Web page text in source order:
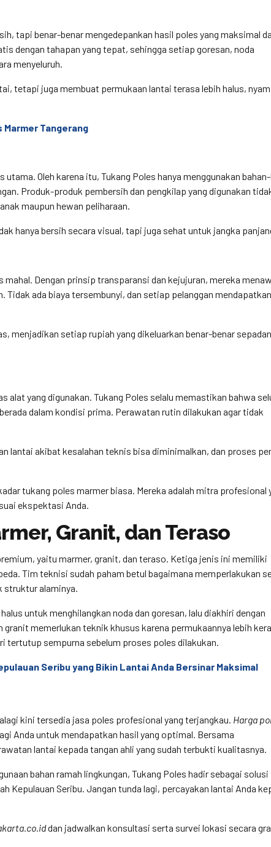
tapi benar-benar mengedepankan hasil poles yang maksimal
dengan tahapan yang tepat, sehingga setiap goresan, noda
menyeluruh.
tetapi juga membuat permukaan lantai terasa lebih halus,
Marmer Tangerang
Oleh karena itu, Tukang Poles hanya menggunakan
Produk-produk pembersih dan pengkilap yang digunakan
maupun hewan peliharaan.
hanya bersih secara visual, tapi juga sehat untuk jangka
Dengan prinsip transparansi dan kejujuran, mereka
ada biaya tersembunyi, dan setiap pelanggan mendapatkan
menjadikan setiap rupiah yang dikeluarkan benar-benar
alat yang digunakan. Tukang Poles selalu memastikan bahwa
dalam kondisi prima. Perawatan rutin dilakukan agar tidak
lantai akibat kesalahan teknis bisa diminimalkan, dan proses
tukang poles marmer biasa. Mereka adalah mitra profesional
ekspektasi Anda.
Granit, dan Teraso
yaitu marmer, granit, dan teraso. Ketiga jenis ini memiliki
Tim teknisi sudah paham betul bagaimana memperlakukan
alaminya.
untuk menghilangkan noda dan goresan, lalu diakhiri dengan
memerlukan teknik khusus karena permukaannya lebih
sempurna sebelum proses poles dilakukan.
Seribu yang Bikin Lantai Anda Bersinar Maksimal
kini tersedia jasa poles profesional yang terjangkau. Harga
Anda untuk mendapatkan hasil yang optimal. Bersama
lantai kepada tangan ahli yang sudah terbukti kualitasnya.
bahan ramah lingkungan, Tukang Poles hadir sebagai solusi
Kepulauan Seribu. Jangan tunda lagi, percayakan lantai Anda
dan jadwalkan konsultasi serta survei lokasi secara